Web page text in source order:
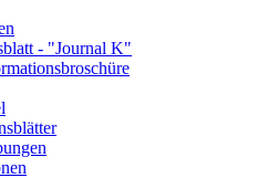
- "Journal K"